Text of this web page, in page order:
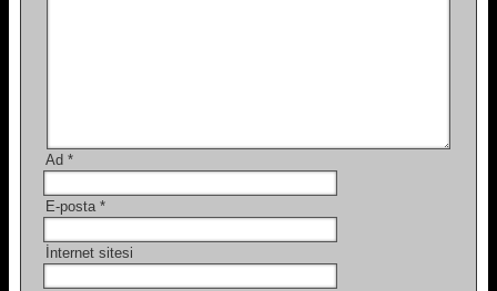
Ad *
E-posta *
İnternet sitesi